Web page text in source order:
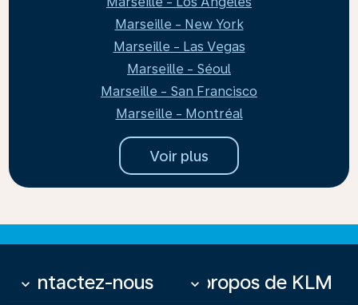
Marseille - New York
Marseille - Las Vegas
Marseille - Séoul
Marseille - San Francisco
Marseille - Montréal
Voir plus
Contactez-nous
keyboard_arrow_down À propos de KLM
keyboard_arrow_down